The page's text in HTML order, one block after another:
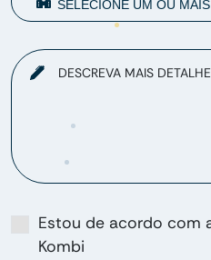
DESCREVA MAIS
Estou de acordo com
Kombi